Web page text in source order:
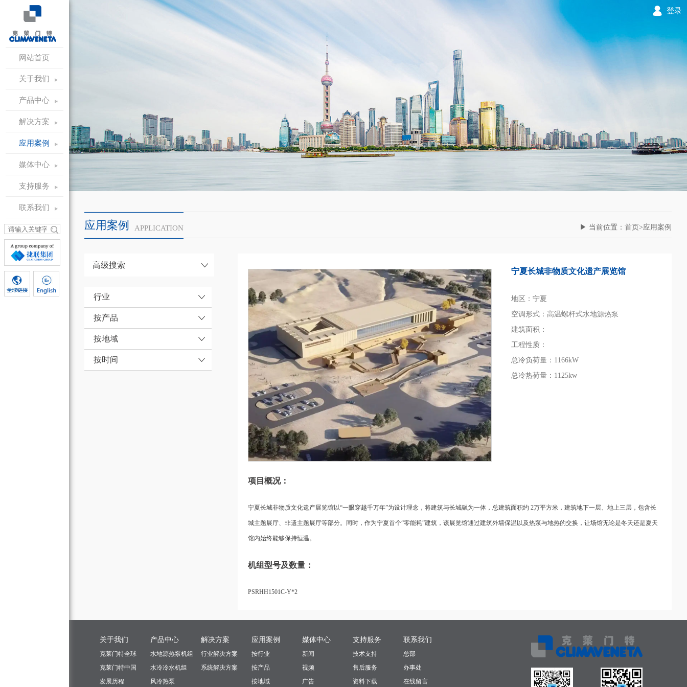
网站首页
关于我们
产品中心
解决方案
应用案例
媒体中心
支持服务
联系我们
登录
应用案例 APPLICATION ▶ 当前位置：首页>应用案例
高级搜索
行业
按产品
按地域
按时间
宁夏长城非物质文化遗产展览馆
地区：宁夏
空调形式：高温螺杆式水地源热泵
建筑面积：
工程性质：
总冷负荷量：1166kW
总冷热荷量：1125kw
项目概况：
宁夏长城非物质文化遗产展览馆以“一眼穿越千万年”为设计理念，将建筑与长城融为一体，总建筑面积约 2万平方米，建筑地下一层、地上三层，包含长
城主题展厅、非遗主题展厅等部分。同时，作为宁夏首个“零能耗”建筑，该展览馆通过建筑外墙保温以及热泵与地热的交换，让场馆无论是冬天还是夏天
馆内始终能够保持恒温。
机组型号及数量：
PSRHH1501C-Y*2
关于我们
克莱门特全球
克莱门特中国
发展历程
产品中心
水地源热泵机组
水冷冷水机组
风冷热泵
解决方案
行业解决方案
系统解决方案
应用案例
按行业
按产品
按地域
媒体中心
新闻
视频
广告
支持服务
技术支持
售后服务
资料下载
联系我们
总部
办事处
在线留言